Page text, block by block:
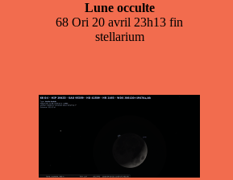
Lune occulte
68 Ori 20 avril 23h13 fin
stellarium